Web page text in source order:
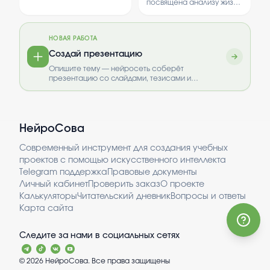
основные традиции,
обряды и влияние на
культуру. Цель — дать
общее представление о
православии и его роли в
посвящена анализу жизни
выдающегося русского
произведения.
НОВАЯ РАБОТА
Создай презентацию
Опишите тему — нейросеть соберёт
презентацию со слайдами, тезисами и
НейроСова
Современный инструмент для создания учебных
проектов с помощью искусственного интеллекта
Telegram поддержка Правовые документы
Личный кабинетПроверить заказО проекте
КалькуляторыЧитательский дневникВопросы и ответы
Карта сайта
Следите за нами в социальных сетях
© 2026 НейроСова. Все права защищены